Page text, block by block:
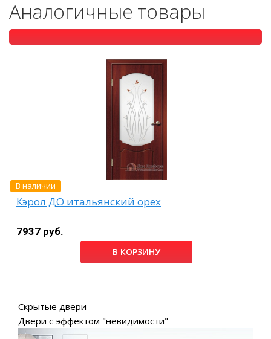
Аналогичные товары
В наличии
Кэрол ДО итальянский орех
7937 руб.
В КОРЗИНУ
Скрытые двери
Двери с эффектом "невидимости"